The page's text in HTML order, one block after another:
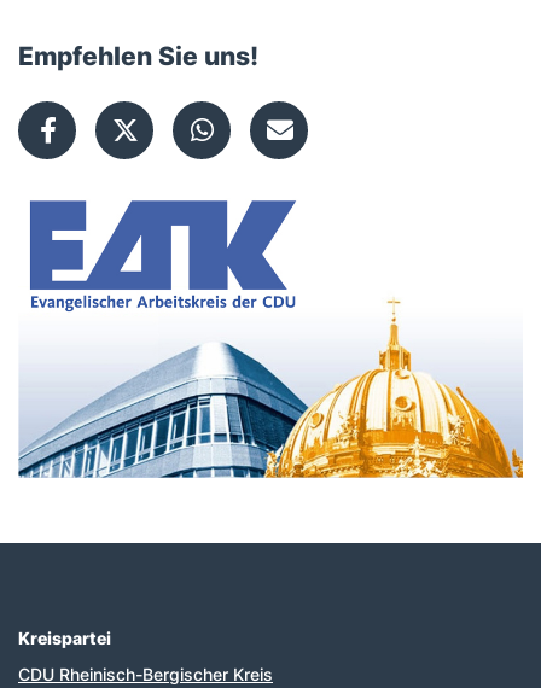
Empfehlen Sie uns!
Fußbereich
Kreispartei
CDU Rheinisch-Bergischer Kreis